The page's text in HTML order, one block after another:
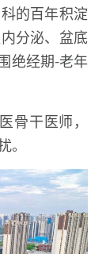
的百年积淀
分泌、盆底
绝经期-老年
骨干医师，
。